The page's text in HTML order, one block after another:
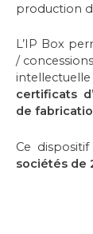
production
L’IP Box
/
certificats
de
Ce
sociétés de